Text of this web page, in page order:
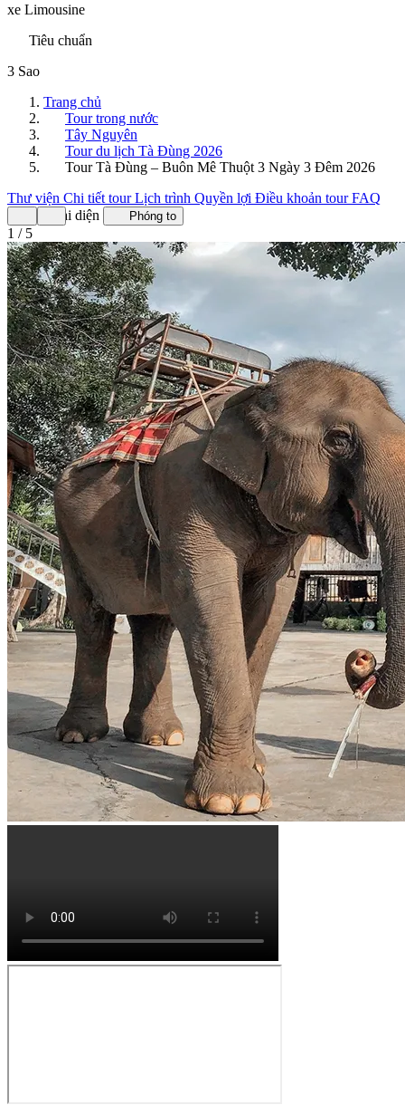
xe Limousine
Tiêu chuẩn
3 Sao
Trang chủ
Tour trong nước
Tây Nguyên
Tour du lịch Tà Đùng 2026
Tour Tà Đùng – Buôn Mê Thuột 3 Ngày 3 Đêm 2026
Thư viện Chi tiết tourLịch trình Quyền lợi Điều khoản tourFAQ
Ảnh đại diện
Phóng to
1 / 5